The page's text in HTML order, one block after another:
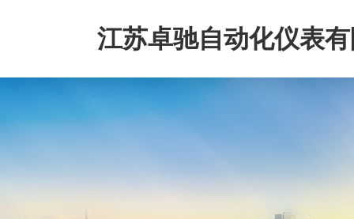
江苏卓驰自动化仪表